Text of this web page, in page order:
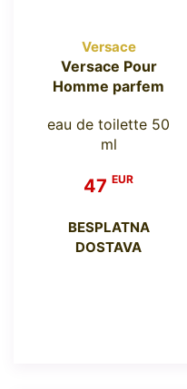
Versace
Versace Pour
Homme parfem
eau de toilette 50
ml
47 EUR
BESPLATNA
DOSTAVA